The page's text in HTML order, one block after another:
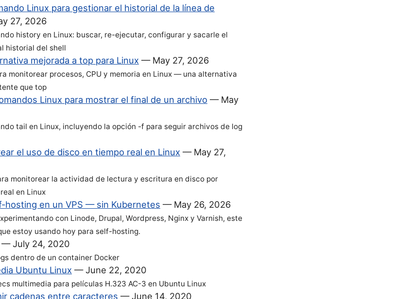
Linux para gestionar el historial de la línea de
27, 2026
history en Linux: buscar, re-ejecutar, configurar y sacarle el
historial del shell
mejorada a top para Linux — May 27, 2026
monitorear procesos, CPU y memoria en Linux — una alternativa
que top
Linux para mostrar el final de un archivo — May
tail en Linux, incluyendo la opción -f para seguir archivos de log
el uso de disco en tiempo real en Linux — May 27,
monitorear la actividad de lectura y escritura en disco por
en Linux
hosting en un VPS — sin Kubernetes — May 26, 2026
con Linode, Drupal, Wordpress, Nginx y Varnish, este
estoy usando hoy para self-hosting.
—July 24, 2020
dentro de un container Docker
Ubuntu Linux —June 22, 2020
multimedia para películas H.323 AC-3 en Ubuntu Linux
cadenas entre caracteres —June 14, 2020